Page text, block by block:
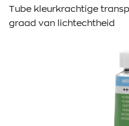
VERFSPULLEN
Tube kleurkrachtige
graad van lichtechtheid